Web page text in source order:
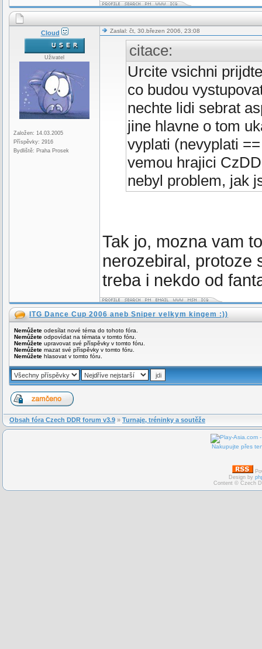
Cloud
Uživatel
Založen: 14.03.2005
Příspěvky: 2916
Bydliště: Praha Prosek
Zaslal: čt, 30.březen 2006, 23:08
citace:
Urcite vsichni
co budou
nechte lidi sebrat
jine hlavne o tom
vyplati (nevyplati
vemou hrajici
nebyl problem, jak
Tak jo, mozna vam
nerozebiral, protoze
treba i nekdo od
ITG Dance Cup 2006 aneb Sniper velkym kingem :))
Nemůžete odesílat nové téma do tohoto fóra.
Nemůžete odpovídat na témata v tomto fóru.
Nemůžete upravovat své příspěvky v tomto fóru.
Nemůžete mazat své příspěvky v tomto fóru.
Nemůžete hlasovat v tomto fóru.
Obsah fóra Czech DDR forum v3.9 » Turnaje, tréninky a soutěže
Nakupujte přes
Design by
Content © Czech